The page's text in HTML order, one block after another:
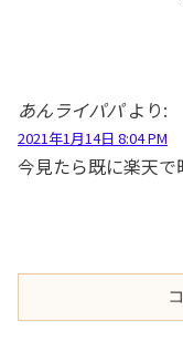
あんライパパ より:
2021年1月14日 8:04 PM
今見たら既に楽天で